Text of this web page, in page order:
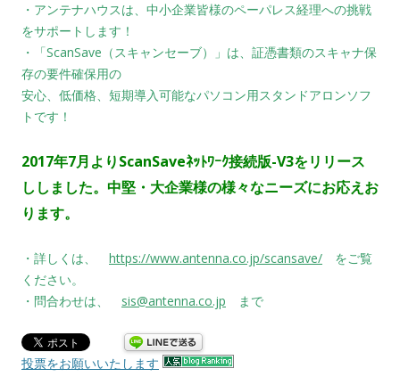
・アンテナハウスは、中小企業皆様のペーパレス経理への挑戦
をサポートします！
・「ScanSave（スキャンセーブ）」は、証憑書類のスキャナ保
存の要件確保用の
安心、低価格、短期導入可能なパソコン用スタンドアロンソフ
トです！
2017年7月よりScanSaveﾈｯﾄﾜｰｸ接続版-V3をリリース
ししました。 中堅・大企業様の様々なニーズにお応えお
ります。
・詳しくは、 https://www.antenna.co.jp/scansave/ をご覧
ください。
・問合わせは、 sis@antenna.co.jp まで
投票をお願いいたします